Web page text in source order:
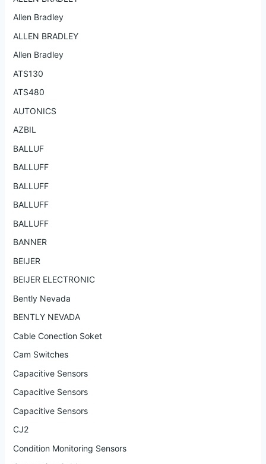
Allen Bradley
ALLEN BRADLEY
Allen Bradley
ATS130
ATS480
AUTONICS
AZBIL
BALLUF
BALLUFF
BALLUFF
BALLUFF
BALLUFF
BANNER
BEIJER
BEIJER ELECTRONIC
Bently Nevada
BENTLY NEVADA
Cable Conection Soket
Cam Switches
Capacitive Sensors
Capacitive Sensors
Capacitive Sensors
CJ2
Condition Monitoring Sensors